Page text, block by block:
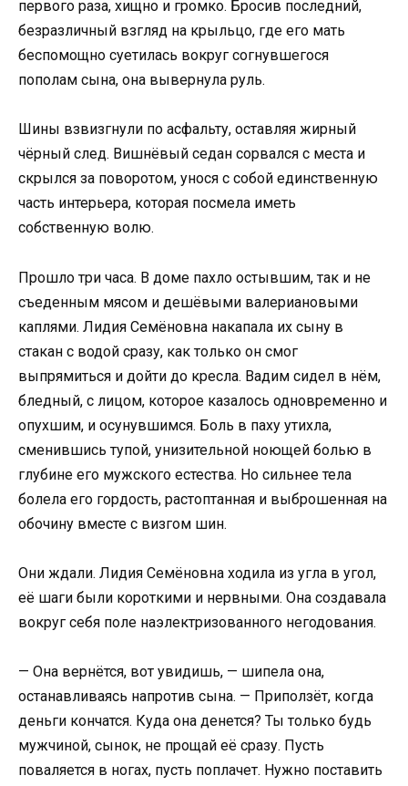
первого раза, хищно и громко. Бросив последний,
безразличный взгляд на крыльцо, где его мать
беспомощно суетилась вокруг согнувшегося
пополам сына, она вывернула руль.
Шины взвизгнули по асфальту, оставляя жирный
чёрный след. Вишнёвый седан сорвался с места и
скрылся за поворотом, унося с собой единственную
часть интерьера, которая посмела иметь
собственную волю.
Прошло три часа. В доме пахло остывшим, так и не
съеденным мясом и дешёвыми валериановыми
каплями. Лидия Семёновна накапала их сыну в
стакан с водой сразу, как только он смог
выпрямиться и дойти до кресла. Вадим сидел в нём,
бледный, с лицом, которое казалось одновременно и
опухшим, и осунувшимся. Боль в паху утихла,
сменившись тупой, унизительной ноющей болью в
глубине его мужского естества. Но сильнее тела
болела его гордость, растоптанная и выброшенная на
обочину вместе с визгом шин.
Они ждали. Лидия Семёновна ходила из угла в угол,
её шаги были короткими и нервными. Она создавала
вокруг себя поле наэлектризованного негодования.
— Она вернётся, вот увидишь, — шипела она,
останавливаясь напротив сына. — Приползёт, когда
деньги кончатся. Куда она денется? Ты только будь
мужчиной, сынок, не прощай её сразу. Пусть
поваляется в ногах, пусть поплачет. Нужно поставить